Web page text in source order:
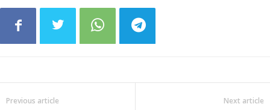
Previous article Next article